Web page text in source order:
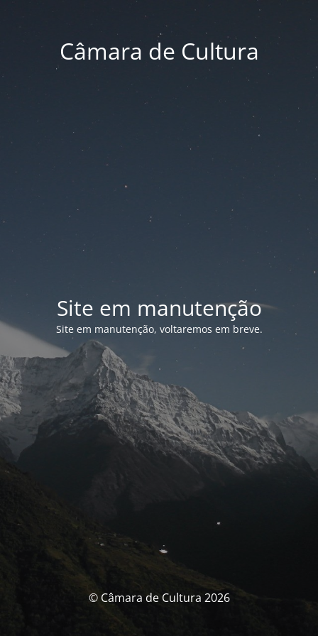
Câmara de Cultura
Site em manutenção
Site em manutenção, voltaremos em breve.
© Câmara de Cultura 2026